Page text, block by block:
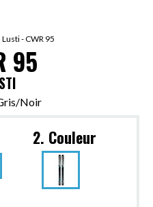
Lusti - CWR 95
95
Noir
2. Couleur